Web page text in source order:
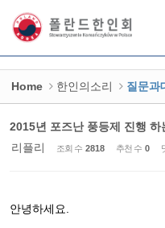
Home 한인의소리 질문과
2015년 포즈난 풍등제 진행 하
리플리
조회 수 2818 추천 수 0
안녕하세요.